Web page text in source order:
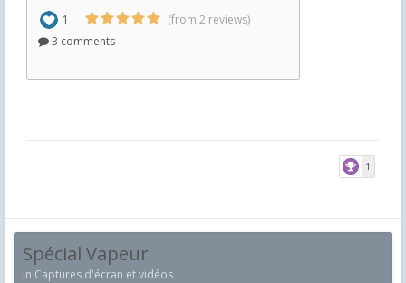
1
Spécial Vapeur
in Captures d'écran et vidéos